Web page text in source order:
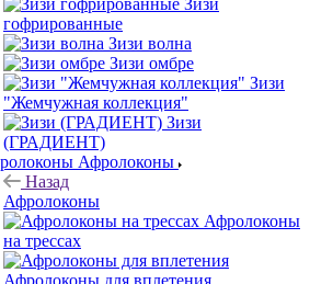
Зизи
гофрированные
Зизи волна
Зизи омбре
Зизи
"Жемчужная коллекция"
Зизи
(ГРАДИЕНТ)
Афролоконы
Назад
Афролоконы
Афролоконы
на трессах
Афролоконы для вплетения